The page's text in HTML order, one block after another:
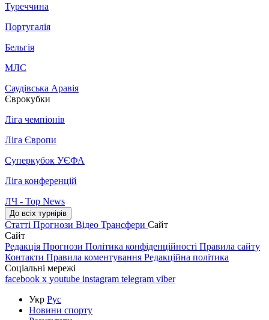
Туреччина
Португалія
Бельгія
МЛС
Саудівська Аравія
Єврокубки
Ліга чемпіонів
Ліга Європи
Суперкубок УЄФА
Ліга конференцій
ЛЧ - Top News
До всіх турнірів
Статті Прогнози Відео Трансфери Сайт
Сайт
Редакція Прогнози Політика конфіденційності Правила сайту
Контакти Правила коментування Редакційна політика
Соціальні мережі
facebook x youtube instagram telegram viber
Укр Рус
Новини спорту